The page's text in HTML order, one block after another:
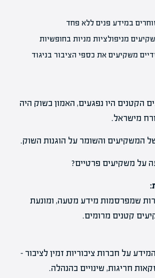
במידע פנים ללא פחד
מניפולציות מניות בחופשיות
משקיעים את כספי הציבור בניגוד
הקטנים היו נפגעים, האמון בשוק היה
מישראל.
המשקיעים והשומר על הוגנות השוק.
על משקיעים פרטיים?
שמפרסמות מידע מטעה, ומונעת
קטנים מרומים.
על חברות ציבוריות זמין לציבור –
חריגות, שינויים בהנהלה.